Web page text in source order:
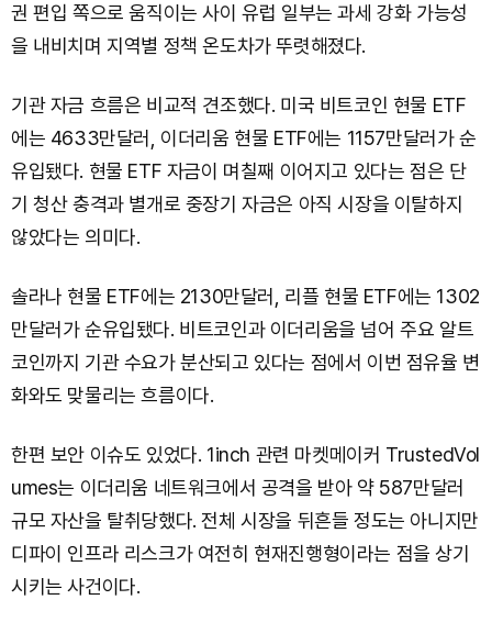
권 편입 쪽으로 움직이는 사이 유럽 일부는 과세 강화 가능성
을 내비치며 지역별 정책 온도차가 뚜렷해졌다.
기관 자금 흐름은 비교적 견조했다. 미국 비트코인 현물 ETF
에는 4633만달러, 이더리움 현물 ETF에는 1157만달러가 순
유입됐다. 현물 ETF 자금이 며칠째 이어지고 있다는 점은 단
기 청산 충격과 별개로 중장기 자금은 아직 시장을 이탈하지
않았다는 의미다.
솔라나 현물 ETF에는 2130만달러, 리플 현물 ETF에는 1302
만달러가 순유입됐다. 비트코인과 이더리움을 넘어 주요 알트
코인까지 기관 수요가 분산되고 있다는 점에서 이번 점유율 변
화와도 맞물리는 흐름이다.
한편 보안 이슈도 있었다. 1inch 관련 마켓메이커 TrustedVol
umes는 이더리움 네트워크에서 공격을 받아 약 587만달러
규모 자산을 탈취당했다. 전체 시장을 뒤흔들 정도는 아니지만
디파이 인프라 리스크가 여전히 현재진행형이라는 점을 상기
시키는 사건이다.